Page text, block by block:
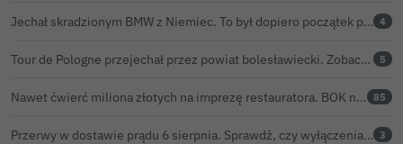
Jechał skradzionym BMW z Niemiec. To był dopiero początek problemów 33-latka 4
Tour de Pologne przejechał przez powiat bolesławiecki. Zobacz wideo z Zebrzydowej 5
Nawet ćwierć miliona złotych na imprezę restauratora. BOK nie chce ujawnić kosztów przed Świętem Ceramiki 85
Przerwy w dostawie prądu 6 sierpnia. Sprawdź, czy wyłączenia obejmą Twoją miejscowość 3